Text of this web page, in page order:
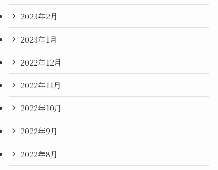
2023年2月
2023年1月
2022年12月
2022年11月
2022年10月
2022年9月
2022年8月